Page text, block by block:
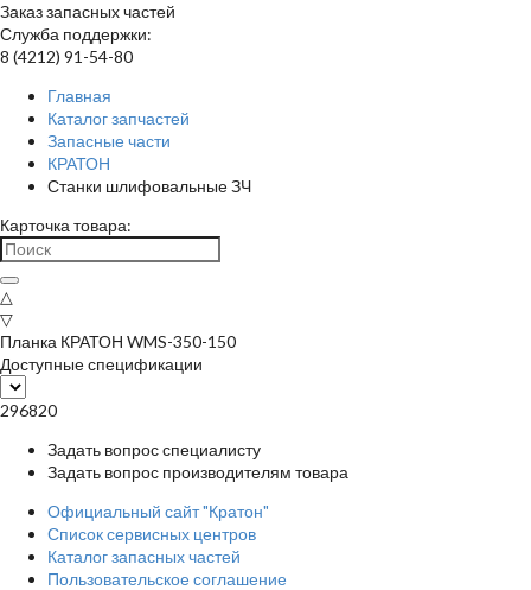
Заказ запасных частей
Служба поддержки:
8 (4212) 91-54-80
Главная
Каталог запчастей
Запасные части
КРАТОН
Станки шлифовальные ЗЧ
Карточка товара:
△
▽
Планка КРАТОН WMS-350-150
Доступные спецификации
296820
Задать вопрос специалисту
Задать вопрос производителям товара
Официальный сайт "Кратон"
Список сервисных центров
Каталог запасных частей
Пользовательское соглашение